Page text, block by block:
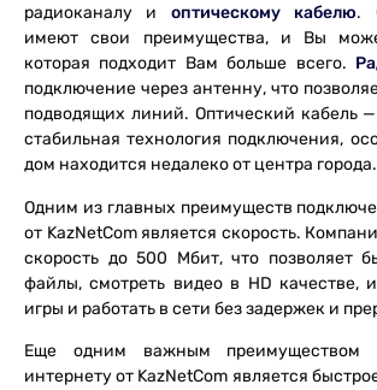
радиоканалу и оптическому кабелю.
имеют свои преимущества, и Вы
которая подходит Вам больше всего.
подключение через антенну, что
подводящих линий. Оптический кабель
стабильная технология подключения,
дом находится недалеко от центра города.
Одним из главных преимуществ
от KazNetCom является скорость.
скорость до 500 Мбит, что позволяет
файлы, смотреть видео в HD качестве,
игры и работать в сети без задержек и
Еще одним важным преимуществом
интернету от KazNetCom является